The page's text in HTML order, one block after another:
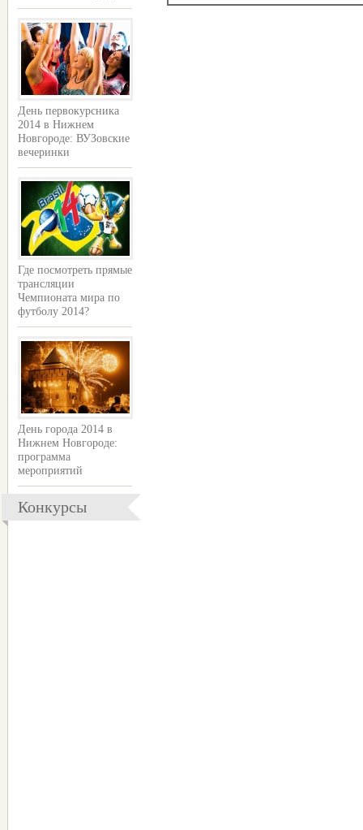
День первокурсника
2014 в Нижнем
Новгороде: ВУЗовские
вечеринки
Где посмотреть прямые
трансляции
Чемпионата мира по
футболу 2014?
День города 2014 в
Нижнем Новгороде:
программа
мероприятий
Конкурсы